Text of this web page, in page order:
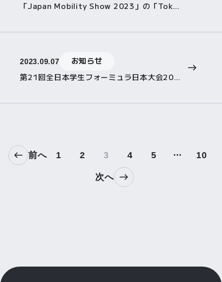
「Japan Mobility Show 2023」の「Tokyo Future Tour」に協賛しました
2023.09.07
お知らせ
第21回全日本学生フォーミュラ日本大会2023に協賛しました
前へ 1 2 3 4 5 … 10
次へ